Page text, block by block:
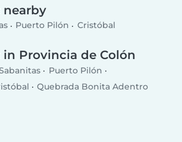
nearby
Puerto Pilón Cristóbal
in Provincia de Colón
Puerto Pilón
Quebrada Bonita Adentro